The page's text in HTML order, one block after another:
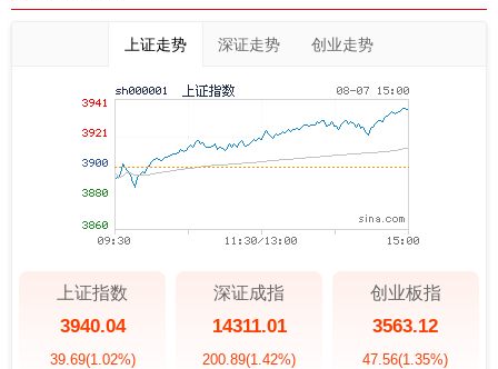
上证走势 深证走势 创业走势
上证指数
3940.04
39.69(1.02%)
深证成指
14311.01
200.89(1.42%)
创业板指
3563.12
47.56(1.35%)